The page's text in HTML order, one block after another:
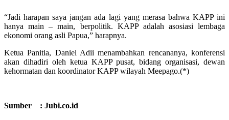
“Jadi harapan saya jangan ada lagi yang merasa bahwa KAPP ini
hanya main – main, berpolitik. KAPP adalah asosiasi lembaga
ekonomi orang asli Papua,” harapnya.
Ketua Panitia, Daniel Adii menambahkan rencananya, konferensi
akan dihadiri oleh ketua KAPP pusat, bidang organisasi, dewan
kehormatan dan koordinator KAPP wilayah Meepago.(*)
Sumber : Jubi.co.id